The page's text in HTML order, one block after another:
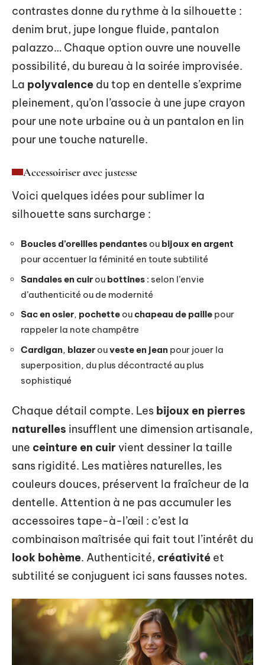
contrastes donne du rythme à la silhouette :
denim brut, jupe longue fluide, pantalon
palazzo… Chaque option ouvre une nouvelle
possibilité, du bureau à la soirée improvisée.
La polyvalence du top en dentelle s’exprime
pleinement, qu’on l’associe à une jupe crayon
pour une note urbaine ou à un pantalon en lin
pour une touche naturelle.
Accessoiriser avec justesse
Voici quelques idées pour sublimer la
silhouette sans surcharge :
Boucles d’oreilles pendantes ou bijoux en argent
pour accentuer la féminité en toute subtilité
Sandales en cuir ou bottines : selon l’envie
d’authenticité ou de modernité
Sac en osier, pochette ouchapeau de paille pour
rappeler la note champêtre
Cardigan, blazer ouveste en jean pour jouer la
superposition, du plus décontracté au plus
sophistiqué
Chaque détail compte. Les bijoux en pierres
naturelles insufflent une dimension artisanale,
une ceinture en cuirvient dessiner la taille
sans rigidité. Les matières naturelles, les
couleurs douces, préservent la fraîcheur de la
dentelle. Attention à ne pas accumuler les
accessoires tape-à-l’œil : c’est la
combinaison maîtrisée qui fait tout l’intérêt du
look bohème. Authenticité, créativité et
subtilité se conjuguent ici sans fausses notes.